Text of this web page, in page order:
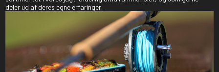
deler ud af deres egne erfaringer.